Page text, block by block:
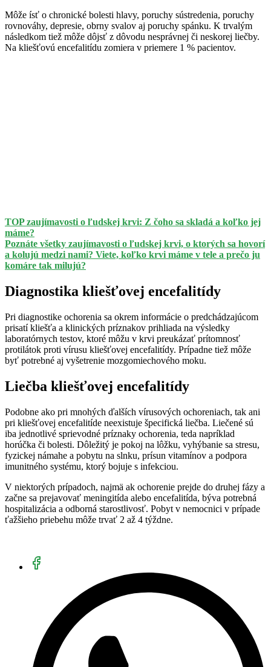
Môže ísť o chronické bolesti hlavy, poruchy sústredenia, poruchy
rovnováhy, depresie, obrny svalov aj poruchy spánku. K trvalým
následkom tiež môže dôjsť z dôvodu nesprávnej či neskorej liečby.
Na kliešťovú encefalitídu zomiera v priemere 1 % pacientov.
TOP zaujímavosti o ľudskej krvi: Z čoho sa skladá a koľko jej
máme?
Poznáte všetky zaujímavosti o ľudskej krvi, o ktorých sa hovorí
a kolujú medzi nami? Viete, koľko krvi máme v tele a prečo ju
komáre tak milujú?
Diagnostika kliešťovej encefalitídy
Pri diagnostike ochorenia sa okrem informácie o predchádzajúcom
prisatí kliešťa a klinických príznakov prihliada na výsledky
laboratórnych testov, ktoré môžu v krvi preukázať prítomnosť
protilátok proti vírusu kliešťovej encefalitídy. Prípadne tiež môže
byť potrebné aj vyšetrenie mozgomiechového moku.
Liečba kliešťovej encefalitídy
Podobne ako pri mnohých ďalších vírusových ochoreniach, tak ani
pri kliešťovej encefalitíde neexistuje špecifická liečba. Liečené sú
iba jednotlivé sprievodné príznaky ochorenia, teda napríklad
horúčka či bolesti. Dôležitý je pokoj na lôžku, vyhýbanie sa stresu,
fyzickej námahe a pobytu na slnku, prísun vitamínov a podpora
imunitného systému, ktorý bojuje s infekciou.
V niektorých prípadoch, najmä ak ochorenie prejde do druhej fázy a
začne sa prejavovať meningitída alebo encefalitída, býva potrebná
hospitalizácia a odborná starostlivosť. Pobyt v nemocnici v prípade
ťažšieho priebehu môže trvať 2 až 4 týždne.